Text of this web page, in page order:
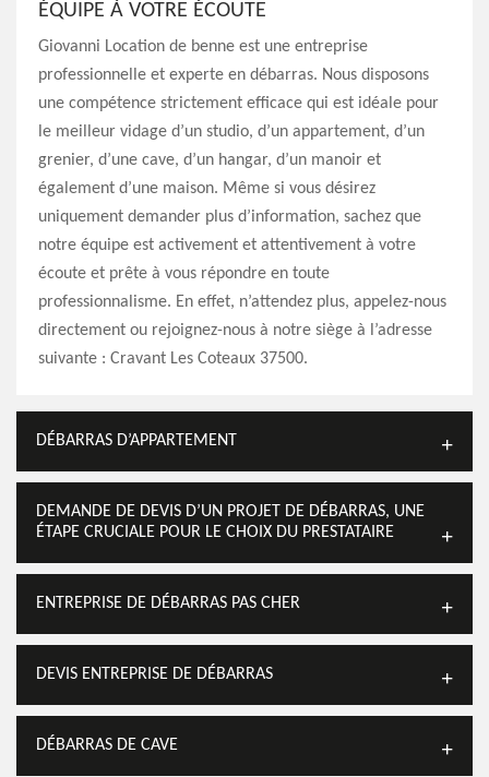
ÉQUIPE À VOTRE ÉCOUTE
Giovanni Location de benne est une entreprise
professionnelle et experte en débarras. Nous disposons
une compétence strictement efficace qui est idéale pour
le meilleur vidage d’un studio, d’un appartement, d’un
grenier, d’une cave, d’un hangar, d’un manoir et
également d’une maison. Même si vous désirez
uniquement demander plus d’information, sachez que
notre équipe est activement et attentivement à votre
écoute et prête à vous répondre en toute
professionnalisme. En effet, n’attendez plus, appelez-nous
directement ou rejoignez-nous à notre siège à l’adresse
suivante : Cravant Les Coteaux 37500.
DÉBARRAS D’APPARTEMENT
DEMANDE DE DEVIS D’UN PROJET DE DÉBARRAS, UNE
ÉTAPE CRUCIALE POUR LE CHOIX DU PRESTATAIRE
ENTREPRISE DE DÉBARRAS PAS CHER
DEVIS ENTREPRISE DE DÉBARRAS
DÉBARRAS DE CAVE